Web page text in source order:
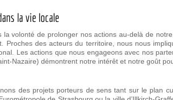
la vie locale
la volonté de prolonger nos actions au-delà de
Proches des acteurs du territoire, nous nous
Les actions que nous engageons avec nos
Nazaire) démontrent notre intérêt et notre goût
des projets porteurs de sens tant sur le plan